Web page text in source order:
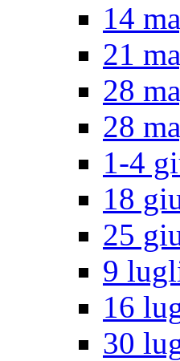
14
21
28
28
1-4
18
25
9
16
30